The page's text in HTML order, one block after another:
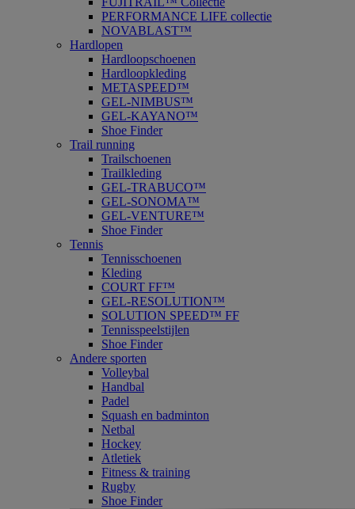
PERFORMANCE LIFE collectie
NOVABLAST™
Hardlopen
Hardloopschoenen
Hardloopkleding
METASPEED™
GEL-NIMBUS™
GEL-KAYANO™
Shoe Finder
Trail running
Trailschoenen
Trailkleding
GEL-TRABUCO™
GEL-SONOMA™
GEL-VENTURE™
Shoe Finder
Tennis
Tennisschoenen
Kleding
COURT FF™
GEL-RESOLUTION™
SOLUTION SPEED™ FF
Tennisspeelstijlen
Shoe Finder
Andere sporten
Volleybal
Handbal
Padel
Squash en badminton
Netbal
Hockey
Atletiek
Fitness & training
Rugby
Shoe Finder